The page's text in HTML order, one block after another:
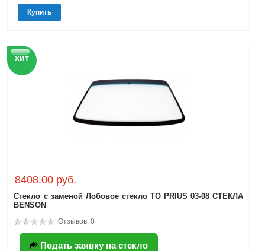
Купить
хит
8408.00 руб.
Стекло с заменой Лобовое стекло TO PRIUS 03-08 СТЕКЛА
BENSON
Отзывов: 0
Подать заявку на стекло